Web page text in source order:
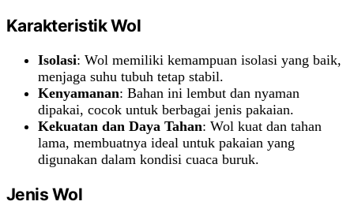
Karakteristik Wol
Isolasi: Wol memiliki kemampuan isolasi yang baik,
menjaga suhu tubuh tetap stabil.
Kenyamanan: Bahan ini lembut dan nyaman
dipakai, cocok untuk berbagai jenis pakaian.
Kekuatan dan Daya Tahan: Wol kuat dan tahan
lama, membuatnya ideal untuk pakaian yang
digunakan dalam kondisi cuaca buruk.
Jenis Wol